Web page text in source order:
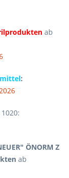
ab
:
ÖNORM Z
ab